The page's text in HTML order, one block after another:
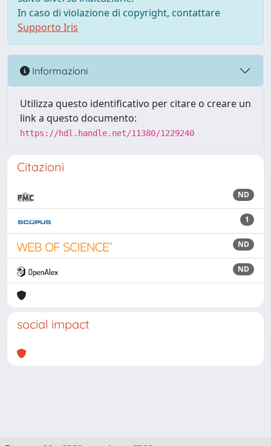
In caso di violazione di copyright, contattare
Supporto Iris
Informazioni
Utilizza questo identificativo per citare o creare un
link a questo documento:
https://hdl.handle.net/11380/1229240
Citazioni
ND
1
ND
ND
social impact